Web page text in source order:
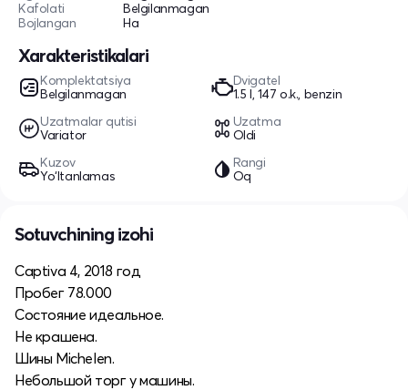
Kafolati
Belgilanmagan
Bojlangan
Ha
Xarakteristikalari
Komplektatsiya
Belgilanmagan
Dvigatel
1.5 l, 147 o.k., benzin
Uzatmalar qutisi
Variator
Uzatma
Oldi
Kuzov
Yo‘ltanlamas
Rangi
Oq
Sotuvchining izohi
Captiva 4, 2018 год
Пробег 78.000
Состояние идеальное.
Не крашена.
Шины Michelen.
Небольшой торг у машины.